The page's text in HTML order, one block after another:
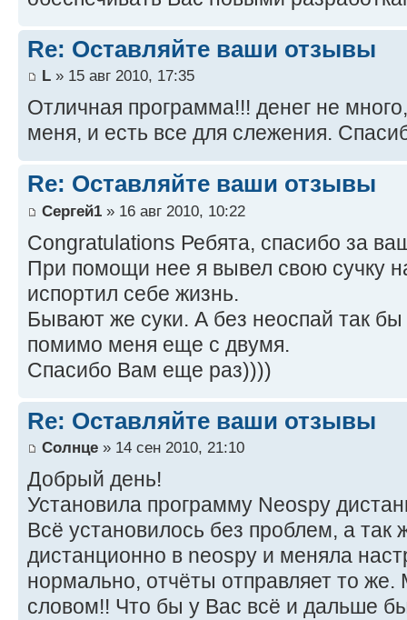
Re: Оставляйте ваши отзывы
L » 15 авг 2010, 17:35
Отличная программа!!! денег не
меня, и есть все для слежения.
Re: Оставляйте ваши отзывы
Сергей1 » 16 авг 2010, 10:22
Congratulations Ребята, спасибо за
При помощи нее я вывел свою сучку
испортил себе жизнь.
Бывают же суки. А без неоспай так бы
помимо меня еще с двумя.
Спасибо Вам еще раз))))
Re: Оставляйте ваши отзывы
Солнце » 14 сен 2010, 21:10
Добрый день!
Установила программу Neospy
Всё установилось без проблем, а так
дистанционно в neospy и меняла
нормально, отчёты отправляет то
словом!! Что бы у Вас всё и дальше